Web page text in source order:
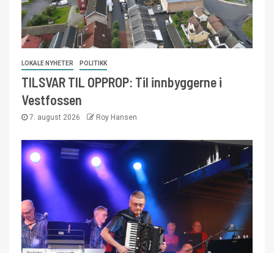
LOKALE NYHETER POLITIKK
TILSVAR TIL OPPROP: Til innbyggerne i
Vestfossen
7. august 2026 Roy Hansen